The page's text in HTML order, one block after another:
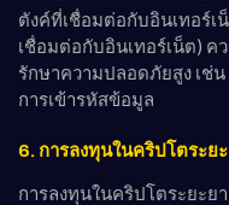
ตังค์ที่เชื่อมต่อกับอินเทอร์เ
เชื่อมต่อกับอินเทอร์เน็ต) ค
รักษาความปลอดภัยสูง เช่
การเข้ารหัสข้อมูล
6. การลงทุนในคริปโตระย
การลงทุนในคริปโตระยะย